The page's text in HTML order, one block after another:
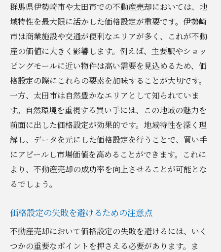
群馬県伊勢崎市や太田市での不動産売却においては、地
域特性を最大限に活かした価格設定が重要です。伊勢崎
市は商業施設や交通が便利なエリアが多く、これが不動
産の価値に大きく影響します。例えば、主要駅やショッ
ピングモールに近い物件は高い需要を見込めるため、価
格設定の際にこれらの要素を加味することが大切です。
一方、太田市は自然豊かなエリアとして知られていま
す。自然環境を重視する買い手には、この地域の魅力を
前面に出した価格設定が効果的です。地域特性を深く理
解し、データを元にした価格設定を行うことで、買い手
にアピールし市場価値を高めることができます。これに
より、不動産売却の成功率を向上させることが可能とな
るでしょう。
価格設定の失敗を避けるための注意点
不動産売却において価格設定の失敗を避けるには、いく
つかの重要なポイントを押さえる必要があります。ま